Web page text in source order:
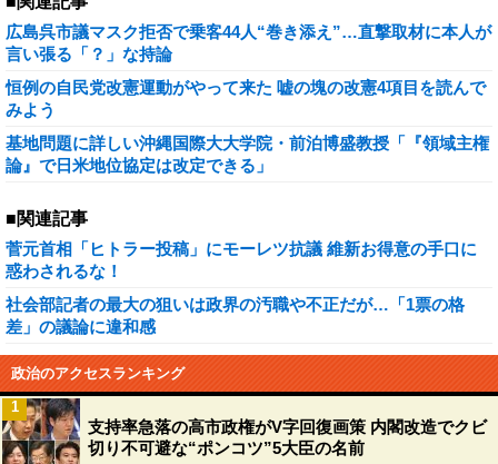
広島呉市議マスク拒否で乗客44人“巻き添え”…直撃取材に本人が
言い張る「？」な持論
恒例の自民党改憲運動がやって来た 嘘の塊の改憲4項目を読んで
みよう
基地問題に詳しい沖縄国際大大学院・前泊博盛教授「『領域主権
論』で日米地位協定は改定できる」
■関連記事
菅元首相「ヒトラー投稿」にモーレツ抗議 維新お得意の手口に
惑わされるな！
社会部記者の最大の狙いは政界の汚職や不正だが…「1票の格
差」の議論に違和感
政治のアクセスランキング
支持率急落の高市政権がV字回復画策 内閣改造でクビ
切り不可避な“ポンコツ”5大臣の名前
1